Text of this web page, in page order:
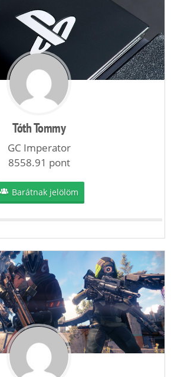
Tóth Tommy
GC Imperator
8558.91 pont
Barátnak jelölöm